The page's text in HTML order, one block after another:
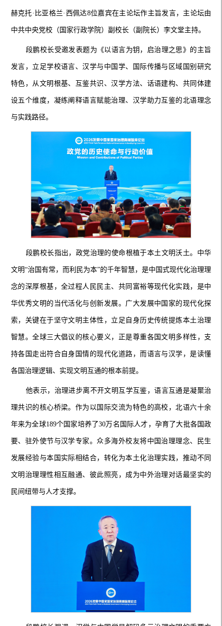
赫克托·比亚格兰·西佩达8位嘉宾在主论坛作主旨发言，主论坛由
中共中央党校（国家行政学院）副校长（副院长）李文堂主持。
段鹏校长受邀发表题为《以语言为钥，启治理之思》的主旨
发言，立足学校语言、汉学与中国学、国际传播与区域国别研究
特色，从文明根基、互鉴共识、汉学方法、话语建构、共同体建
设五个维度，凝练阐释语言赋能治理、汉学助力互鉴的北语理念
与实践路径。
段鹏校长指出，政党治理的使命根植于本土文明沃土。中华
文明“治国有常，而利民为本”的千年智慧，是中国式现代化治理理
念的深厚根基，全过程人民民主、共同富裕等现代化实践，是中
华优秀文明的当代活化与创新发展。广大发展中国家的现代化探
索，关键在于坚守文明主体性，立足自身历史传统提炼本土治理
智慧。全球三大倡议的核心要义，正是尊重各国文明多样性，支
持各国走出符合自身国情的现代化道路，而语言与汉学，是读懂
各国治理逻辑、实现文明互通的根本前提。
他表示，治理进步离不开文明互学互鉴，语言互通是凝聚治
理共识的核心桥梁。作为以国际交流为特色的高校，北语六十余
年来为全球189个国家培养了30万名国际人才，孕育了大批各国政
要、驻外使节与汉学专家。众多海外校友将中国治理理念、民生
发展经验与本国实际相结合，转化为本土化治理实践，推动不同
文明治理理性相互融通、彼此照亮，成为中外治理对话最坚实的
民间纽带与人才支撑。